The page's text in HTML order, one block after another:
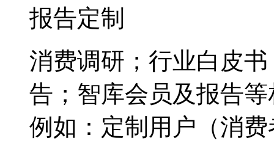
报告定制
消费调研；行业白皮
告；智库会员及报告
例如：定制用户（消